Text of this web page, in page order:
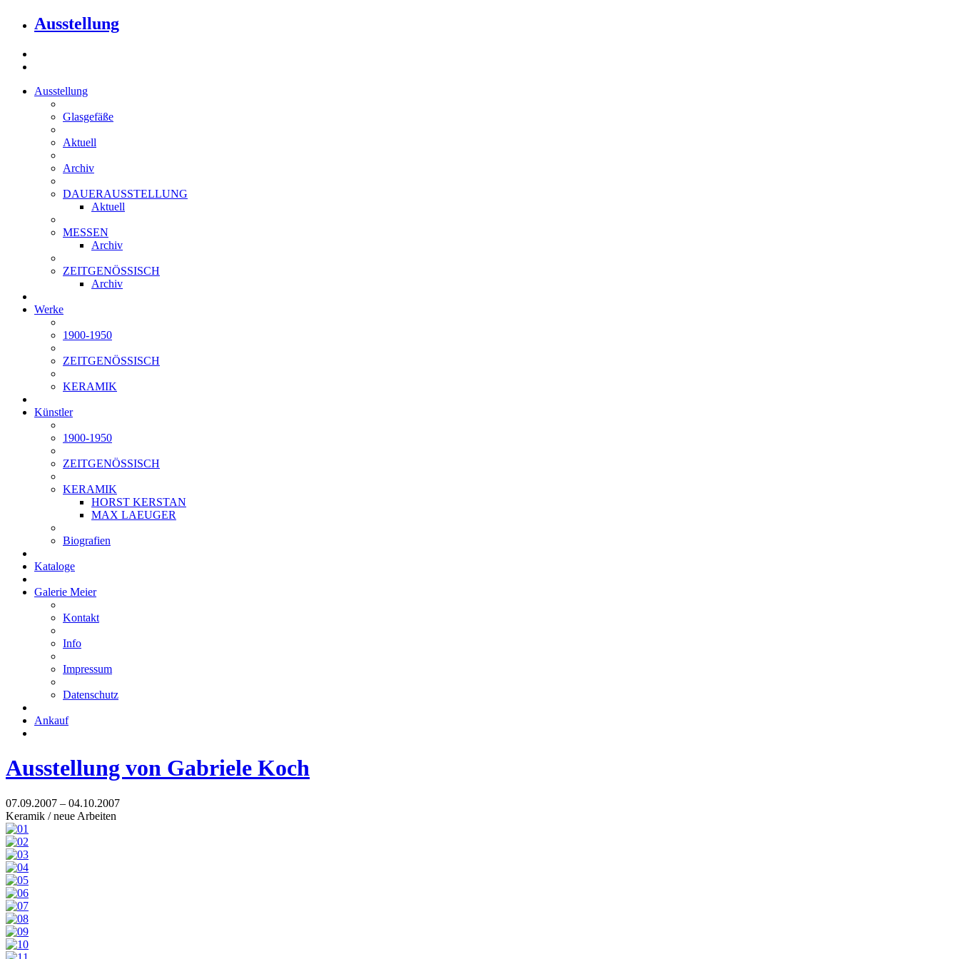
Ausstellung
Ausstellung
Glasgefäße
Aktuell
Archiv
DAUERAUSSTELLUNG
Aktuell
MESSEN
Archiv
ZEITGENÖSSISCH
Archiv
Werke
1900-1950
ZEITGENÖSSISCH
KERAMIK
Künstler
1900-1950
ZEITGENÖSSISCH
KERAMIK
HORST KERSTAN
MAX LAEUGER
Biografien
Kataloge
Galerie Meier
Kontakt
Info
Impressum
Datenschutz
Ankauf
Ausstellung von Gabriele Koch
07.09.2007 – 04.10.2007
Keramik / neue Arbeiten